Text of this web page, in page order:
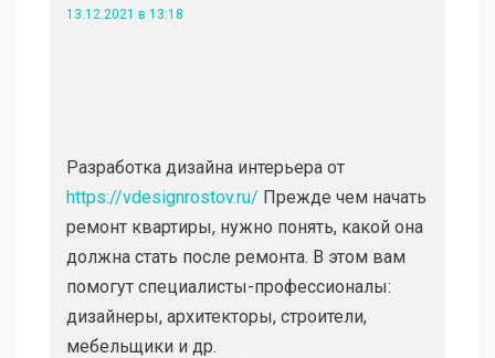
13.12.2021 в 13:18
Разработка дизайна интерьера от
https://vdesignrostov.ru/ Прежде чем начать
ремонт квартиры, нужно понять, какой она
должна стать после ремонта. В этом вам
помогут специалисты-профессионалы:
дизайнеры, архитекторы, строители,
мебельщики и др.